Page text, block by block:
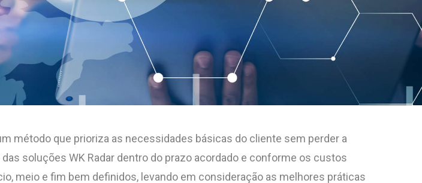
método que prioriza as necessidades básicas do cliente sem perder a
soluções WK Radar dentro do prazo acordado e conforme os custos
meio e fim bem definidos, levando em consideração as melhores práticas